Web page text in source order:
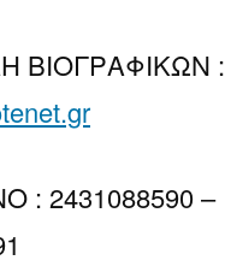
ΒΙΟΓΡΑΦΙΚΩΝ :
: 2431088590 –